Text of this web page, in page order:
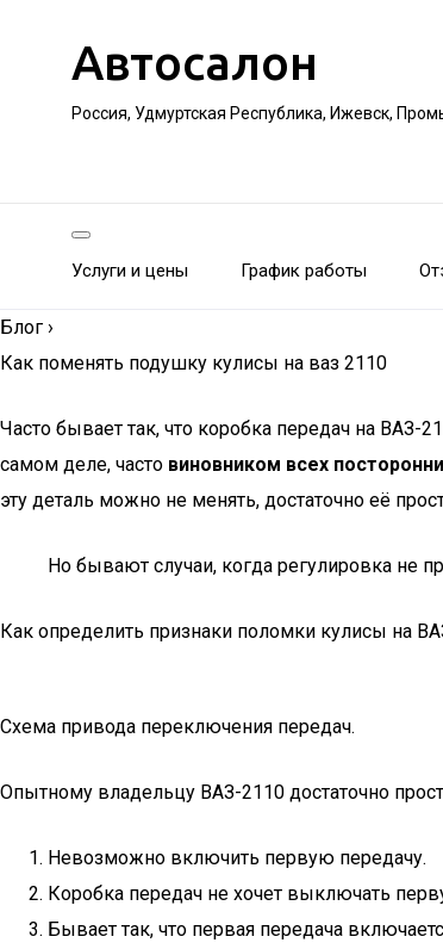
Автосалон
Россия, Удмуртская Республика, Ижевск,
Услуги и цены График работы
Блог ›
Как поменять подушку кулисы на ваз 2110
Часто бывает так, что коробка передач на ВАЗ-
самом деле, часто виновником всех
эту деталь можно не менять, достаточно её
Но бывают случаи, когда регулировка не
Как определить признаки поломки кулисы на
Схема привода переключения передач.
Опытному владельцу ВАЗ-2110 достаточно
Невозможно включить первую передачу.
Коробка передач не хочет выключать
Бывает так, что первая передача